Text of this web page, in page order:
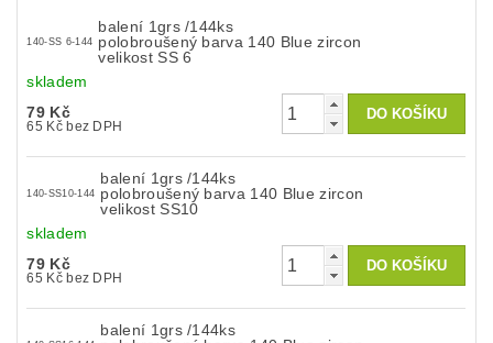
140-SS 6-144
balení 1grs /144ks
polobroušený barva 140 Blue zircon
velikost SS 6
skladem
79 Kč
65 Kč bez DPH
140-SS10-144
balení 1grs /144ks
polobroušený barva 140 Blue zircon
velikost SS10
skladem
79 Kč
65 Kč bez DPH
balení 1grs /144ks